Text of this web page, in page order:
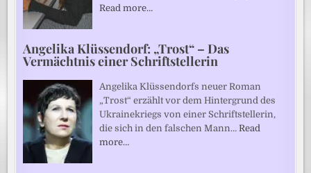
Read more…
Angelika Klüssendorf: „Trost“ – Das
Vermächtnis einer Schriftstellerin
Angelika Klüssendorfs neuer Roman
„Trost“ erzählt vor dem Hintergrund des
Ukrainekriegs von einer Schriftstellerin,
die sich in den falschen Mann…Read
more…